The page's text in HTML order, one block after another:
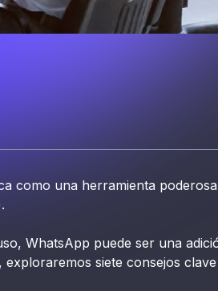
como una herramienta
WhatsApp puede ser una
exploraremos siete consejos